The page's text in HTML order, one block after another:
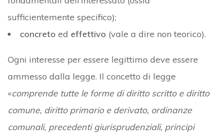
sufficientemente specifico);
concreto ed effettivo (vale a dire non teorico).
Ogni interesse per essere legittimo deve essere
ammesso dalla legge. Il concetto di legge
«comprende tutte le forme di diritto scritto e diritto
comune, diritto primario e derivato, ordinanze
comunali, precedenti giurisprudenziali, principi